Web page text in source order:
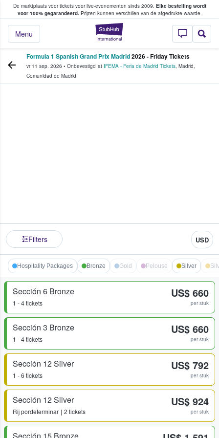
De marktplaats voor tickets voor live-evenementen sinds 2009. Elke bestelling wordt
voor 100% gegarandeerd.Prijzen kunnen verschillen van de afgedrukte waarde.
StubHub: waar
Menu
tickets kopen en verkopen
Formula 1 Spanish Grand Prix Madrid2026 - Friday Tickets
vr 11 sep. 2026 • Onbevestigd at IFEMA - Feria de Madrid Tickets, Madrid,
Comunidad de Madrid
Filters USD
Hospitality Packages Bronze Gold Pelouse Silver
Sección 6 Bronze
1 - 4 tickets
US$ 660
per stuk
Sección 3 Bronze
1 - 4 tickets
US$ 660
per stuk
Sección 12 Silver
1 - 6 tickets
US$ 792
per stuk
Sección 12 Silver
Rijpordeterminar 2 tickets
US$ 924
per stuk